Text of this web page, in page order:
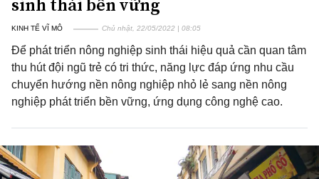
KINH TẾ VĨ MÔ Chủ nhật, 22/05/2022 | 08:05
Để phát triển nông nghiệp sinh thái hiệu quả cần quan tâm
thu hút đội ngũ trẻ có tri thức, năng lực đáp ứng nhu cầu
chuyển hướng nền nông nghiệp nhỏ lẻ sang nền nông
nghiệp phát triển bền vững, ứng dụng công nghệ cao.